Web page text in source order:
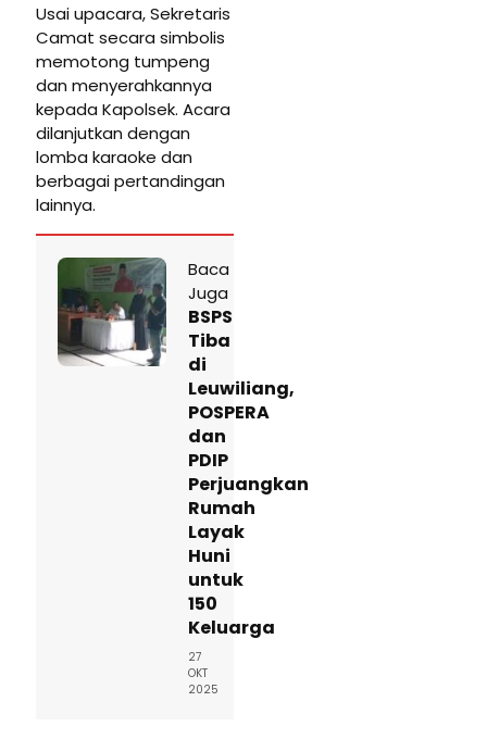
Usai upacara, Sekretaris
Camat secara simbolis
memotong tumpeng
dan menyerahkannya
kepada Kapolsek. Acara
dilanjutkan dengan
lomba karaoke dan
berbagai pertandingan
lainnya.
Baca
Juga
BSPS
Tiba
di
Leuwiliang,
POSPERA
dan
PDIP
Perjuangkan
Rumah
Layak
Huni
untuk
150
Keluarga
27
OKT
2025